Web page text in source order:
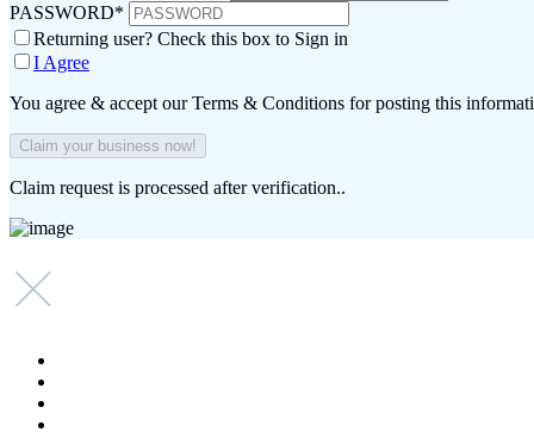
PASSWORD*
Returning user? Check this box to Sign in
I Agree
You agree & accept our Terms & Conditions for posting this
Claim request is processed after verification..